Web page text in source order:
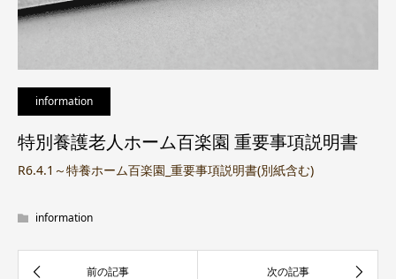
information
特別養護老人ホーム百楽園 重要事項説明書
R6.4.1～特養ホーム百楽園_重要事項説明書(別紙含む)
information